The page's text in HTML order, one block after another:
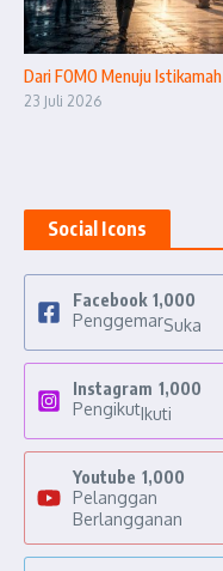
Dari FOMO Menuju Istikamah
23 Juli 2026
Social Icons
Facebook 1,000
PenggemarSuka
Instagram 1,000
PengikutIkuti
Youtube 1,000
Pelanggan
Berlangganan